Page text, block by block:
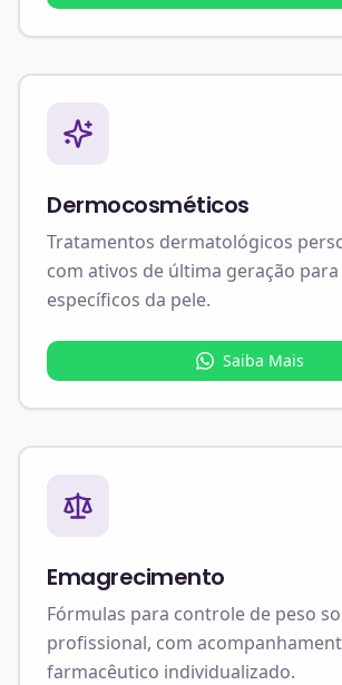
Dermocosméticos
Tratamentos dermatológicos
com ativos de última geração
específicos da pele.
Saiba Mais
Emagrecimento
Fórmulas para controle de peso
profissional, com
farmacêutico individualizado.